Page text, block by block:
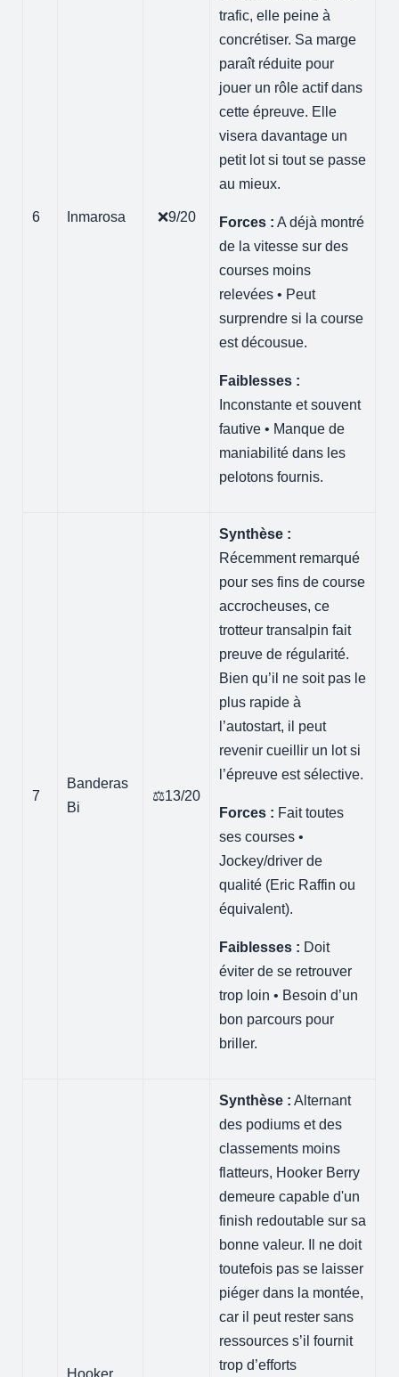
6 Inmarosa ❌9/20
trafic, elle peine à
concrétiser. Sa marge
paraît réduite pour
jouer un rôle actif dans
cette épreuve. Elle
visera davantage un
petit lot si tout se passe
au mieux.
Forces : A déjà montré
de la vitesse sur des
courses moins
relevées • Peut
surprendre si la course
est décousue.
Faiblesses :
Inconstante et souvent
fautive • Manque de
maniabilité dans les
pelotons fournis.
7
Banderas
Bi
⚖️13/20
Synthèse :
Récemment remarqué
pour ses fins de course
accrocheuses, ce
trotteur transalpin fait
preuve de régularité.
Bien qu’il ne soit pas le
plus rapide à
l’autostart, il peut
revenir cueillir un lot si
l’épreuve est sélective.
Forces : Fait toutes
ses courses •
Jockey/driver de
qualité (Eric Raffin ou
équivalent).
Faiblesses : Doit
éviter de se retrouver
trop loin • Besoin d’un
bon parcours pour
briller.
Hooker
Synthèse : Alternant
des podiums et des
classements moins
flatteurs, Hooker Berry
demeure capable d'un
finish redoutable sur sa
bonne valeur. Il ne doit
toutefois pas se laisser
piéger dans la montée,
car il peut rester sans
ressources s’il fournit
trop d’efforts